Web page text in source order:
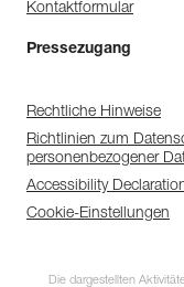
Kontaktformular
Pressezugang
Rechtliche Hinweise
Richtlinien zum
personenbezogener
Accessibility
Cookie-Einstellungen
Die dargestellten